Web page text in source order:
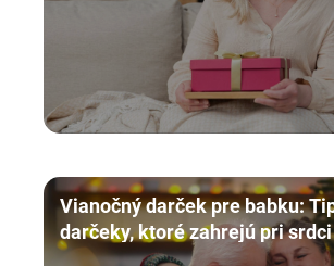
Vianočný darček pre babku:
darčeky, ktoré zahrejú pri srdci